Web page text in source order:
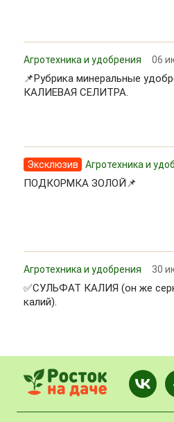
Агротехника и удобрения 06
📌Рубрика минеральные
КАЛИЕВАЯ СЕЛИТРА.
Эксклюзив Агротехника и
ПОДКОРМКА ЗОЛОЙ📌
Агротехника и удобрения 30
✅СУЛЬФАТ КАЛИЯ (он же
калий).